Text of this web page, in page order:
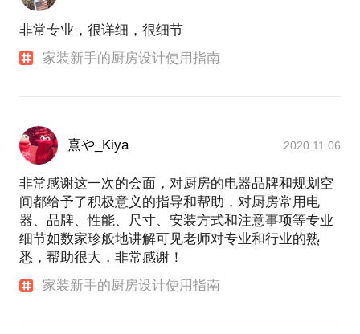
非常专业，很详细，很细节
家装新手的厨房设计使用指南
熹や_Kiya 2020.11.06
非常感谢这一次的会面，对厨房的电器品牌和规划空
间都给予了积极意义的指导和帮助，对厨房常用电
器、品牌、性能、尺寸、安装方式和注意事项等专业
细节如数家珍般地讲解可见老师对专业和行业的熟
悉，帮助很大，非常感谢！
家装新手的厨房设计使用指南